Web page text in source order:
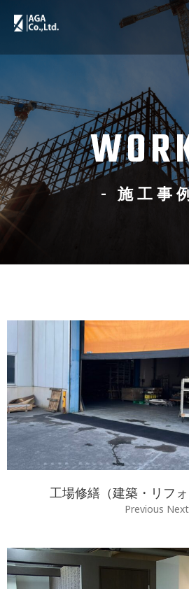
- 施工事
工場修繕（建築・リフォ
Previous Next